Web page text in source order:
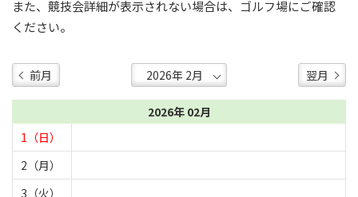
また、競技会詳細が表示されない場合は、ゴルフ場にご確認
ください。
前月 翌月
2026年 02月
1（日）
2（月）
3（火）